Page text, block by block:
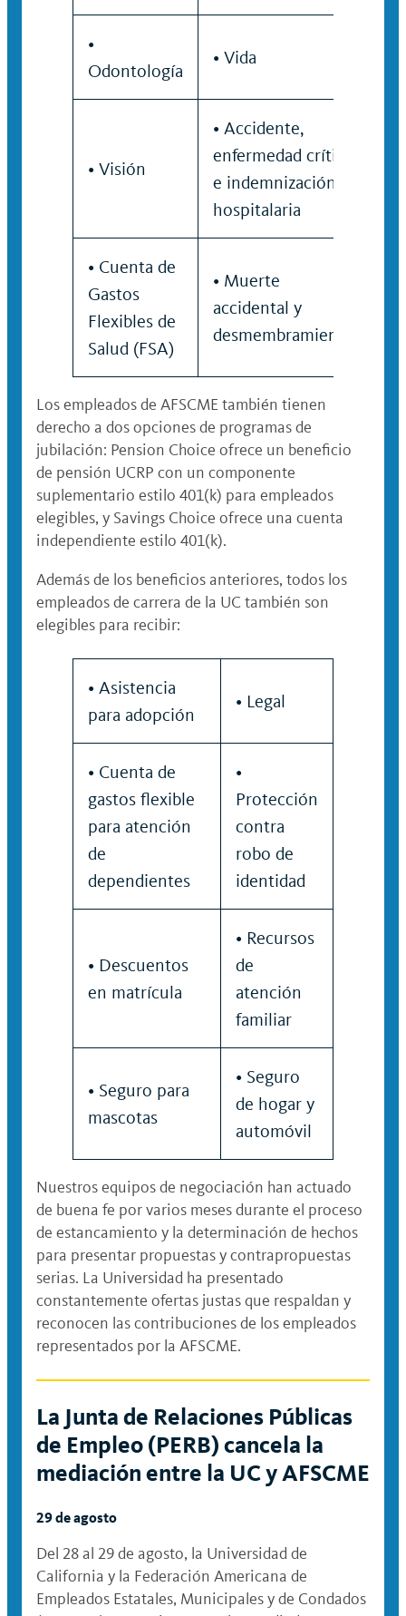
•
Odontología
• Vida
• Visión
• Accidente,
enfermedad crítica
e indemnización
hospitalaria
• Cuenta de
Gastos
Flexibles de
Salud (FSA)
• Muerte
accidental y
desmembramiento
Los empleados de AFSCME también tienen
derecho a dos opciones de programas de
jubilación: Pension Choice ofrece un beneficio
de pensión UCRP con un componente
suplementario estilo 401(k) para empleados
elegibles, y Savings Choice ofrece una cuenta
independiente estilo 401(k).
Además de los beneficios anteriores, todos los
empleados de carrera de la UC también son
elegibles para recibir:
• Asistencia
para adopción
• Legal
• Cuenta de
gastos flexible
para atención
de
dependientes
•
Protección
contra
robo de
identidad
• Descuentos
en matrícula
• Recursos
de
atención
familiar
• Seguro para
mascotas
• Seguro
de hogar y
automóvil
Nuestros equipos de negociación han actuado
de buena fe por varios meses durante el proceso
de estancamiento y la determinación de hechos
para presentar propuestas y contrapropuestas
serias. La Universidad ha presentado
constantemente ofertas justas que respaldan y
reconocen las contribuciones de los empleados
representados por la AFSCME.
La Junta de Relaciones Públicas
de Empleo (PERB) cancela la
mediación entre la UC y AFSCME
29 de agosto
Del 28 al 29 de agosto, la Universidad de
California y la Federación Americana de
Empleados Estatales, Municipales y de Condados